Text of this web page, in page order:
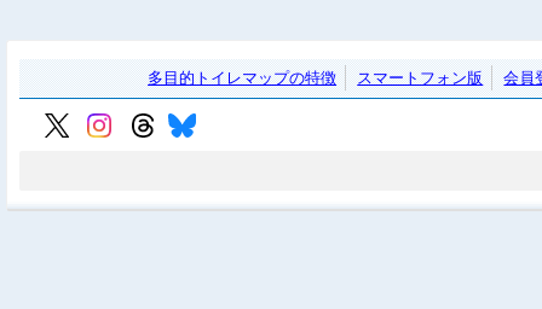
多目的トイレマップの特徴 スマートフォン版 会員